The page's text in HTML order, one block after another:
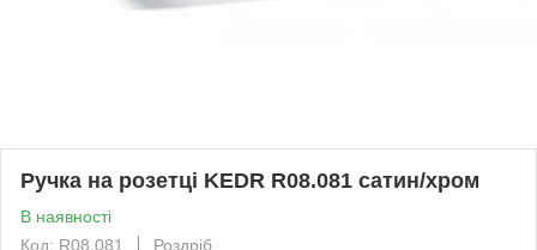
Ручка на розетці KEDR R08.081 сатин/хром
В наявності
Код: R08.081
Роздріб